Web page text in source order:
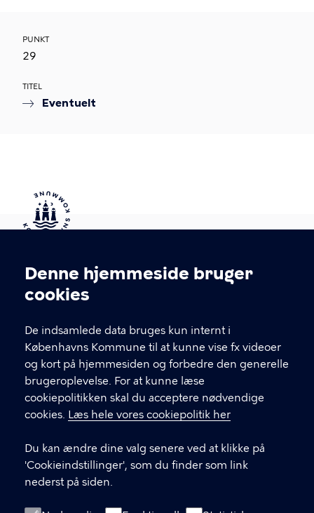
Cookieindstillinger
Denne hjemmeside bruger
cookies
De indsamlede data bruges kun internt i
Københavns Kommune til at kunne vise fx videoer
og kort på hjemmesiden og forbedre den generelle
brugeroplevelse. For at kunne læse
cookiepolitikken skal du acceptere nødvendige
cookies. Læs hele vores cookiepolitik her
Du kan ændre dine valg senere ved at klikke på
'Cookieindstillinger', som du finder som link
nederst på siden.
PUNKT
29
TITEL
Eventuelt
Kontakt Københavns Kommune
T
fFind andre kontakter her
CVR-nummer64942212
GENVEJE
Digital Post
Databeskyttelse